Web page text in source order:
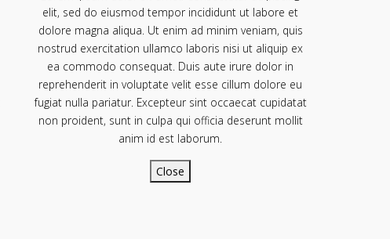
elit, sed do eiusmod tempor incididunt ut labore et
dolore magna aliqua. Ut enim ad minim veniam, quis
nostrud exercitation ullamco laboris nisi ut aliquip ex
ea commodo consequat. Duis aute irure dolor in
reprehenderit in voluptate velit esse cillum dolore eu
fugiat nulla pariatur. Excepteur sint occaecat cupidatat
non proident, sunt in culpa qui officia deserunt mollit
anim id est laborum.
Close